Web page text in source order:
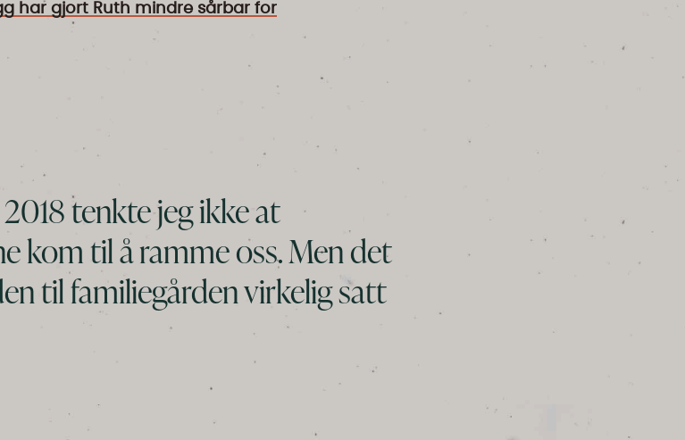
har gjort Ruth mindre sårbar for
tenkte jeg ikke at
kom til å ramme oss. Men det
til familiegården virkelig satt